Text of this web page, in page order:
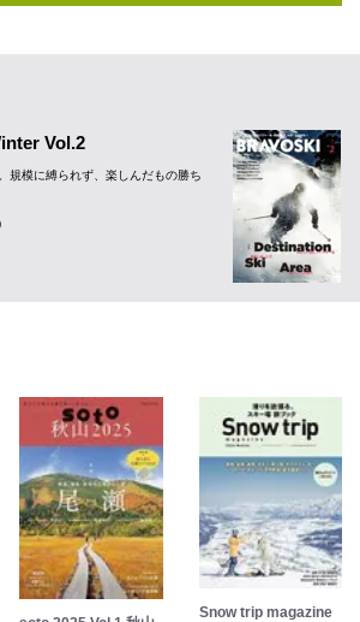
Vol.2
規模に縛られず、楽しんだもの勝ち
Snow trip magazine